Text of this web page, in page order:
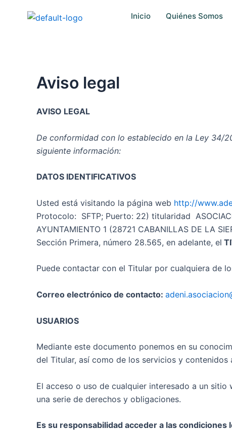
Inicio Quiénes Somos
Aviso legal
AVISO LEGAL
De conformidad con lo establecido en la Ley 34/
siguiente información:
DATOS IDENTIFICATIVOS
Usted está visitando la página web http://
Protocolo: SFTP; Puerto: 22) titularidad
AYUNTAMIENTO 1 (28721 CABANILLAS DE LA
Sección Primera, número 28.565, en adelante, el
Puede contactar con el Titular por cualquiera de
Correo electrónico de contacto:
USUARIOS
Mediante este documento ponemos en su
del Titular, así como de los servicios y
El acceso o uso de cualquier interesado a un
una serie de derechos y obligaciones.
Es su responsabilidad acceder a las